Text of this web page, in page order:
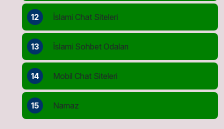
12 İslami Chat Siteleri
13 İslami Sohbet Odaları
14 Mobil Chat Siteleri
15 Namaz